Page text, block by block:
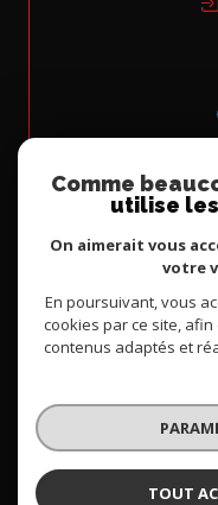
© 2026 | TOUS DROITS
PLAN DU
Comme
utilise
On aimerait vous
votre
En poursuivant, vous
cookies par ce site,
contenus adaptés et
TOUT